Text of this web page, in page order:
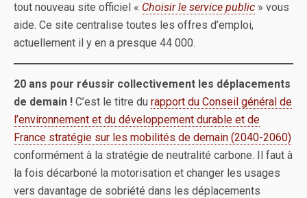
tout nouveau site officiel « Choisir le service public » vous
aide. Ce site centralise toutes les offres d’emploi,
actuellement il y en a presque 44 000.
20 ans pour réussir collectivement les déplacements
de demain ! C’est le titre du rapport du Conseil général de
l’environnement et du développement durable et de
France stratégie sur les mobilités de demain (2040-2060)
conformément à la stratégie de neutralité carbone. Il faut à
la fois décarboné la motorisation et changer les usages
vers davantage de sobriété dans les déplacements